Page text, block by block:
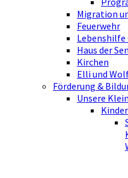
Migration
Feuerwehr
Lebenshilfe
Haus der
Kirchen
Elli und
Förderung &
Unsere